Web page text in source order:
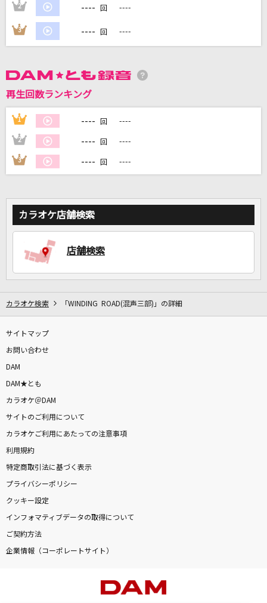
DAMの新曲・ランキングなど
カラオケ最新情報をチェック！
カラオケをもっと楽しもう！
家族や友達と一緒に！練習にも！
2 ---- 回 ----
3 ---- 回 ----
再生回数ランキング
1 ---- 回 ----
2 ---- 回 ----
3 ---- 回 ----
カラオケ店舗検索
店舗検索
カラオケ検索 「WINDING ROAD(混声三部)」の詳細
サイトマップ
お問い合わせ
DAM
DAM★とも
カラオケ＠DAM
サイトのご利用について
カラオケご利用にあたっての注意事項
利用規約
特定商取引法に基づく表示
プライバシーポリシー
クッキー設定
インフォマティブデータの取得について
ご契約方法
企業情報（コーポレートサイト）